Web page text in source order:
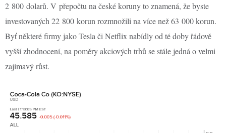
2 800 dolarů. V přepočtu na české koruny to znamená, že byste
investovaných 22 800 korun rozmnožili na více než 63 000 korun.
Byť některé firmy jako Tesla či Netflix nabídly od té doby řádově
vyšší zhodnocení, na poměry akciových trhů se stále jedná o velmi
zajímavý růst.